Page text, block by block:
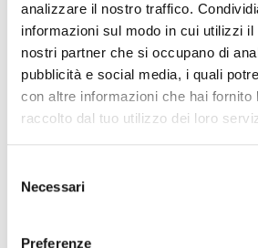
analizzare il nostro traffico.
informazioni sul modo in cui utilizzi
nostri partner che si occupano di
pubblicità e social media, i quali
con altre informazioni che hai fornito
raccolto dal tuo utilizzo dei loro
delNecessari
Preferenze
Glorenza
La più piccola delle città dell’Alto
mura, che oggi accolgono chi la
tempo difendevano chi l’abitava.
i portici di Glorenza, in
tedeschi, austriaci e svizzeri,
strenne davvero originali.
regali dei più grandi e